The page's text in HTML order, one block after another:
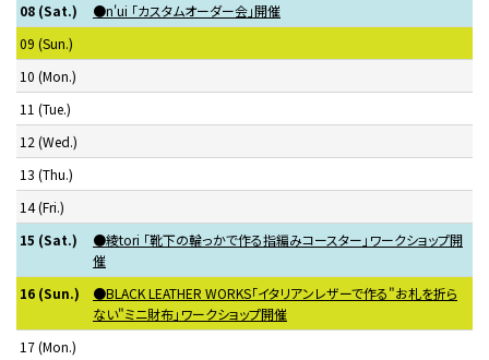
08 (Sat.)
●n'ui 「カスタムオーダー会」開催
09 (Sun.)
10 (Mon.)
11 (Tue.)
12 (Wed.)
13 (Thu.)
14(Fri.)
15 (Sat.)
●綾tori 「靴下の輪っかで作る指編みコースター」ワークショップ開
催
16 (Sun.)
●BLACK LEATHER WORKS「イタリアンレザーで作る"お札を折ら
ない"ミニ財布」ワークショップ開催
17(Mon.)